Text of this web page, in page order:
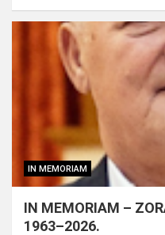
IN MEMORIAM
IN MEMORIAM –
1963–2026.